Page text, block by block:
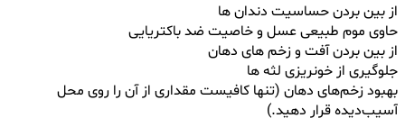
از بین بردن حساسیت دندان ها
حاوی موم طبیعی عسل و خاصیت ضد باکتریایی
از بین بردن آفت و زخم های دهان
جلوگیری از خونریزی لثه ها
بهبود زخم‌های دهان (تنها کافیست مقداری از آن را روی محل
آسیب‌دیده قرار دهید.)